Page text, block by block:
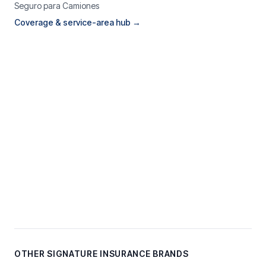
Seguro para Camiones
Coverage & service-area hub →
OTHER SIGNATURE INSURANCE BRANDS